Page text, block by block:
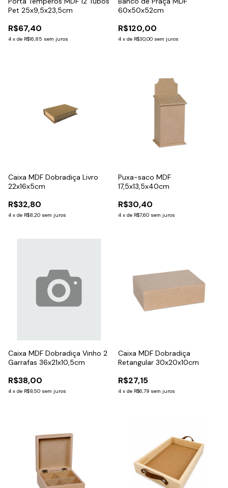
Pet 25x9,5x23,5cm
R$67,40
4 x de R$16,85 sem juros
60x50x52cm
R$120,00
4 x de R$30,00 sem juros
Caixa MDF Dobradiça Livro
22x16x5cm
R$32,80
4 x de R$8,20 sem juros
Puxa-saco MDF
17,5x13,5x40cm
R$30,40
4 x de R$7,60 sem juros
Caixa MDF Dobradiça Vinho 2
Garrafas 36x21x10,5cm
R$38,00
4 x de R$9,50 sem juros
Caixa MDF Dobradiça
Retangular 30x20x10cm
R$27,15
4 x de R$6,79 sem juros